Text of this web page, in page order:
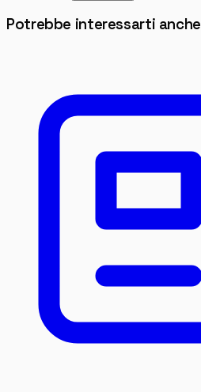
Potrebbe interessarti anche